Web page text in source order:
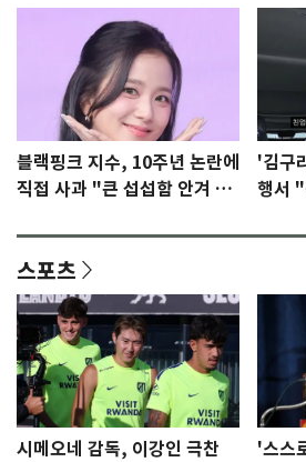
블랙핑크 지수, 10주년 논란에
직접 사과 "큰 섭섭함 안겨 미
'김구
행서
스포츠
시메오네 감독, 이강인 극찬
'스스